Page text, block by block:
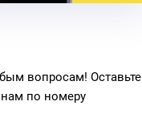
вопросам! Оставьте
по номеру